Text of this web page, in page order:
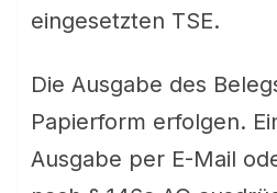
eingesetzten TSE.
Die Ausgabe des
Papierform erfolgen.
Ausgabe per E-Mail